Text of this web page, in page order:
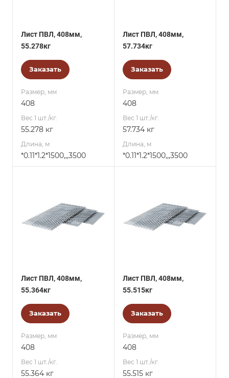
Лист ПВЛ, 408мм,
55.278кг
Заказать
Размер, мм
408
Вес 1 шт./кг.
55.278 кг
Длина, м
*0.11*1.2*1500,,,3500
Лист ПВЛ, 408мм,
57.734кг
Заказать
Размер, мм
408
Вес 1 шт./кг.
57.734 кг
Длина, м
*0.11*1.2*1500,,,3500
Лист ПВЛ, 408мм,
55.364кг
Заказать
Размер, мм
408
Вес 1 шт./кг.
55.364 кг
Лист ПВЛ, 408мм,
55.515кг
Заказать
Размер, мм
408
Вес 1 шт./кг.
55.515 кг